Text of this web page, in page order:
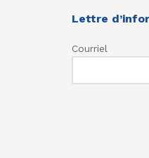
Lettre
Courriel